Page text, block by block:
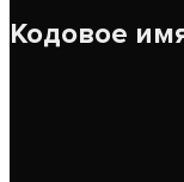
Кодовое